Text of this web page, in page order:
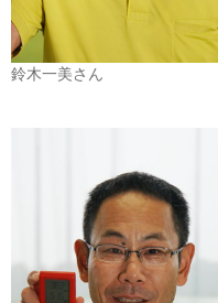
鈴木一美さん